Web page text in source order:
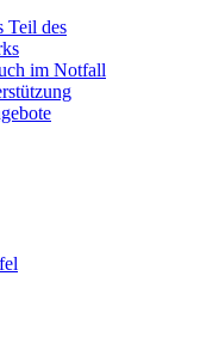
Teil des
im Notfall